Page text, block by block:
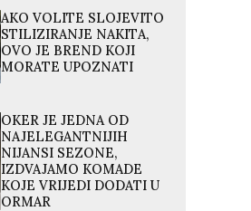
AKO VOLITE SLOJEVITO
STILIZIRANJE NAKITA,
OVO JE BREND KOJI
MORATE UPOZNATI
OKER JE JEDNA OD
NAJELEGANTNIJIH
NIJANSI SEZONE,
IZDVAJAMO KOMADE
KOJE VRIJEDI DODATI U
ORMAR